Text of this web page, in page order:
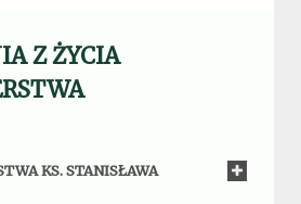
Z ŻYCIA
KS. STANISŁAWA